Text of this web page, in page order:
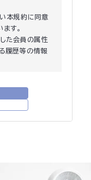
本規約に同意
す。
た会員の属性
履歴等の情報
申込はお断